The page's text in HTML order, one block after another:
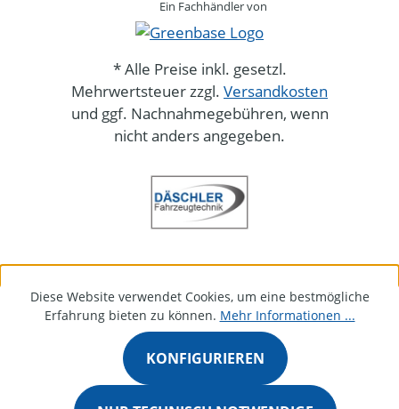
Ein Fachhändler von
* Alle Preise inkl. gesetzl.
Mehrwertsteuer zzgl. Versandkosten
und ggf. Nachnahmegebühren, wenn
nicht anders angegeben.
Diese Website verwendet Cookies, um eine bestmögliche
Erfahrung bieten zu können. Mehr Informationen ...
KONFIGURIEREN